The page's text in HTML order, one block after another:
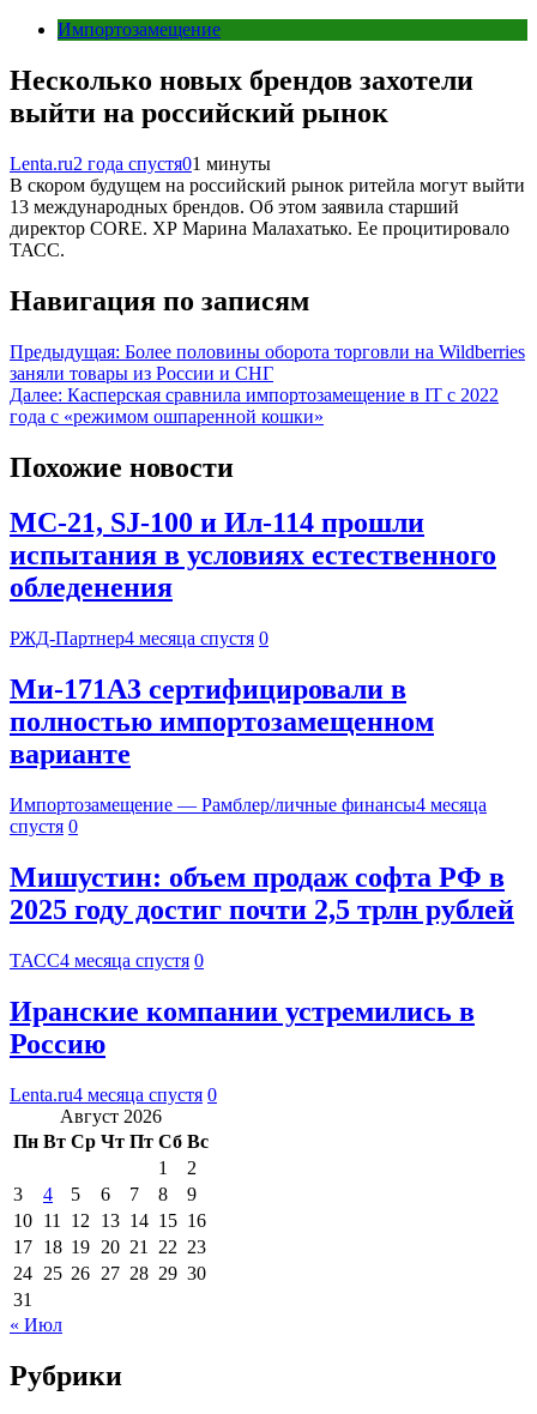
Импортозамещение
Несколько новых брендов захотели
выйти на российский рынок
Lenta.ru2 года спустя01 минуты
В скором будущем на российский рынок ритейла могут выйти
13 международных брендов. Об этом заявила старший
директор СORE. XP Марина Малахатько. Ее процитировало
ТАСС.
Навигация по записям
Предыдущая: Более половины оборота торговли на Wildberries
заняли товары из России и СНГ
Далее: Касперская сравнила импортозамещение в IT с 2022
года с «режимом ошпаренной кошки»
Похожие новости
МС-21, SJ-100 и Ил-114 прошли
испытания в условиях естественного
обледенения
РЖД-Партнер4 месяца спустя 0
Ми-171А3 сертифицировали в
полностью импортозамещенном
варианте
Импортозамещение — Рамблер/личные финансы4 месяца
спустя 0
Мишустин: объем продаж софта РФ в
2025 году достиг почти 2,5 трлн рублей
ТАСС4 месяца спустя 0
Иранские компании устремились в
Россию
Lenta.ru4 месяца спустя 0
Август 2026
Пн Вт Ср Чт Пт Сб Вс
1
2
3
4 5 6 7 8
9
10 11 12 13 14 15 16
17 18 19 20 21 22 23
24 25 26 27 28 29 30
31
« Июл
Рубрики